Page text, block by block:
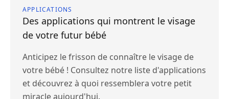
APPLICATIONS
Des applications qui montrent le visage
de votre futur bébé
Anticipez le frisson de connaître le visage de
votre bébé ! Consultez notre liste d'applications
et découvrez à quoi ressemblera votre petit
miracle aujourd'hui.